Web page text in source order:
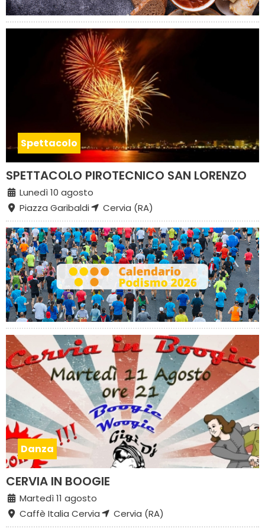
Spettacolo
SPETTACOLO PIROTECNICO SAN LORENZO
Lunedì 10 agosto
Piazza Garibaldi
Cervia (RA)
Danza
CERVIA IN BOOGIE
Martedì 11 agosto
Caffè Italia Cervia
Cervia (RA)